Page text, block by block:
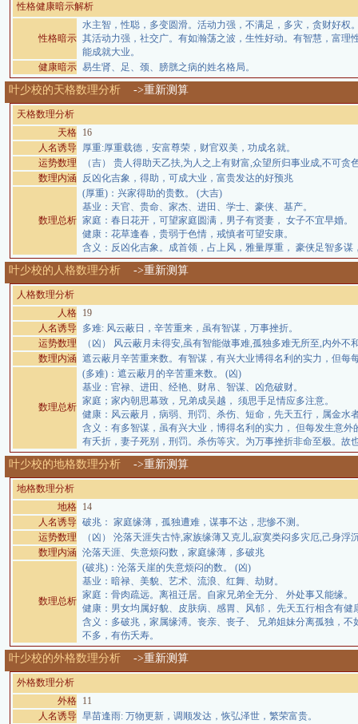
性格健康暗示解析
性格暗示
水主智，性聪，多变圆滑。活动力强，不满足，多灾，贪财好权
其活动力强，社交广。有如瀚荡之波，生性好动。有智慧，富
能成就大业。
健康暗示 易生肾、足、颈、膀胱之病的姓名格局。
叶少校的天格数理分析->重新测算
天格数理分析
天格 16
人名诱导 厚重:厚重载德，安富尊荣，财官双美，功成名就。
运势数理
（吉） 贵人得助天乙扶,为人之上有财富,众望所归事业成,不可贪
数理内涵
反凶化吉象，得助，可成大业，富贵发达的好预兆
数理总析
(厚重)：兴家得助的贵数。 (大吉)
基业：天官、贵命、家杰、进田、学士、豪侠、基产。
家庭：春日花开，可望家庭圆满，男子有贤妻， 女子不宜早婚。
健康：花草逢春，贵弱于色情，戒慎者可望安康。
含义：反凶化吉象。成首领，占上风，雅量厚重， 豪侠足智多
叶少校的人格数理分析->重新测算
人格数理分析
人格 19
人名诱导 多难: 风云蔽日，辛苦重来，虽有智谋，万事挫折。
运势数理
（凶） 风云蔽月未得安,虽有智能做事难,孤独多难无所至,内外不
数理内涵 遮云蔽月辛苦重来数。有智谋，有兴大业博得名利的实力，但
数理总析
(多难)：遮云蔽月的辛苦重来数。 (凶)
基业：官禄、进田、经艳、财帛、智谋、凶危破财。
家庭；家内朝思幕致，兄弟成吴越， 须思手足情应多注意。
健康：风云蔽月，病弱、刑罚、杀伤、短命，先天五行，属金水
含义：有多智谋，虽有兴大业，博得名利的实力， 但每发生意
有夭折，妻子死别，刑罚。杀伤等灾。为万事挫折非命至极。故
叶少校的地格数理分析->重新测算
地格数理分析
地格 14
人名诱导 破兆： 家庭缘薄，孤独遭难，谋事不达，悲惨不测。
运势数理
（凶） 沦落天涯失古恃,家族缘薄又克儿,寂寞类闷多灾厄,己身浮
数理内涵 沦落天涯、失意烦闷数，家庭缘薄，多破兆
数理总析
(破兆)：沦落天崖的失意烦闷的数。 (凶)
基业：暗禄、美貌、艺术、流浪、红舞、劫财。
家庭：骨肉疏远。离祖迁居。自家兄弟全无分、 外处事又能缘。
健康：男女均属好貌、皮肤病、感胃、风郁， 先天五行相含有健
含义：多破兆，家属缘溥。丧亲、丧子、 兄弟姐妹分离孤独，
不多，有伤夭寿。
叶少校的外格数理分析->重新测算
外格数理分析
外格 11
人名诱导 旱苗逢雨: 万物更新，调顺发达，恢弘泽世，繁荣富贵。